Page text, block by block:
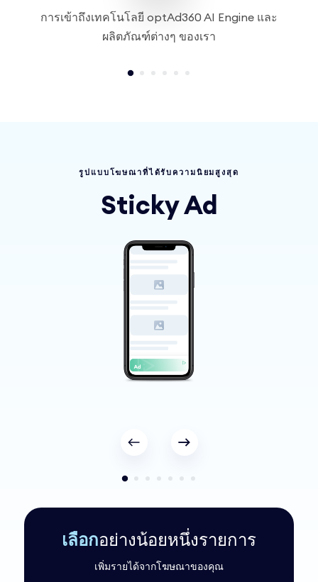
การเข้าถึงเทคโนโลยี optAd360 AI Engine และ
ผลิตภัณฑ์ต่างๆ ของเรา
รูปแบบโฆษณาที่ได้รับความนิยมสูงสุด
Sticky Ad
เลือกอย่างน้อยหนึ่งรายการ
เพิ่มรายได้จากโฆษณาของคุณ